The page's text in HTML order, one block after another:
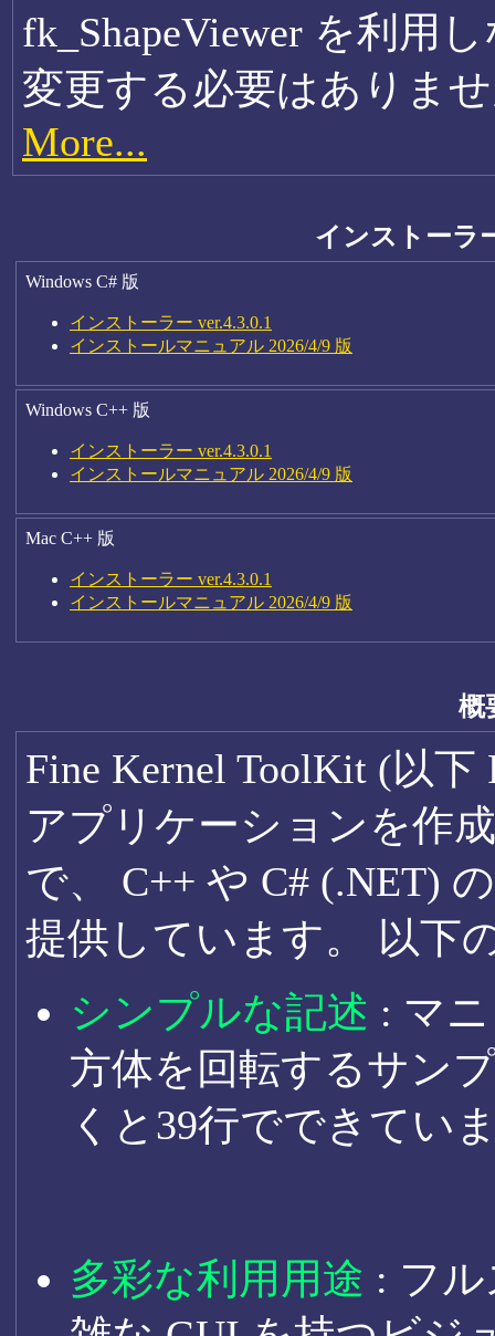
fk_ShapeViewer を利用
変更する必要はありま
More...
インストーラ
Windows C# 版
インストーラー ver.4.3.0.1
インストールマニュアル 2026/4/9 版
Windows C++ 版
インストーラー ver.4.3.0.1
インストールマニュアル 2026/4/9 版
Mac C++ 版
インストーラー ver.4.3.0.1
インストールマニュアル 2026/4/9 版
概
Fine Kernel ToolKit (以
アプリケーションを作
で、 C++ や C# (.NET)
提供しています。 以下
シンプルな記述 : マ
方体を回転するサン
くと39行でできてい
多彩な利用用途 : フ